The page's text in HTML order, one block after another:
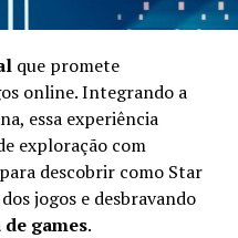
que promete
online. Integrando a
essa experiência
exploração com
descobrir como Star
jogos e desbravando
games.